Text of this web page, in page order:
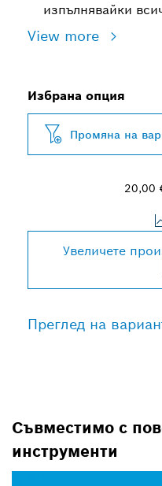
изпълнявайки
View more
Избрана опция
Промяна на
20,00
Увеличете
Преглед на
Съвместимо с
инструменти